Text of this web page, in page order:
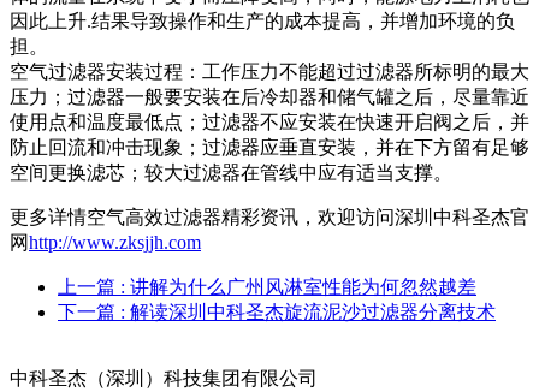
因此上升.结果导致操作和生产的成本提高，并增加环境的负
担。
空气过滤器安装过程：工作压力不能超过过滤器所标明的最大
压力；过滤器一般要安装在后冷却器和储气罐之后，尽量靠近
使用点和温度最低点；过滤器不应安装在快速开启阀之后，并
防止回流和冲击现象；过滤器应垂直安装，并在下方留有足够
空间更换滤芯；较大过滤器在管线中应有适当支撑。
更多详情空气高效过滤器精彩资讯，欢迎访问深圳中科圣杰官
网http://www.zksjjh.com
上一篇 : 讲解为什么广州风淋室性能为何忽然越差
下一篇 : 解读深圳中科圣杰旋流泥沙过滤器分离技术
中科圣杰（深圳）科技集团有限公司